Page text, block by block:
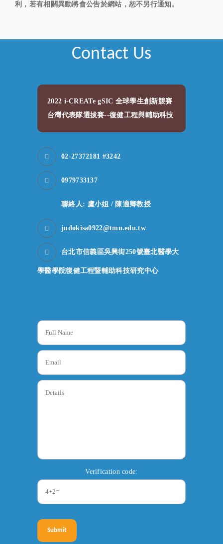
利，若有相關異動將會公告於網站，恕不另行通知。
Contact Us
2022 i-CREATe gSIC 全球學生創新競賽
台灣代表隊選拔賽--復健工程與輔助科技
02-27372181 #3242
0979733137
聯絡人: 盧小姐 / 陳適卿教授
judokisa0922@tmu.edu.tw
台北市信義區吳興街250號臺北醫學大
學醫學院復健工程暨輔助科技研究中心
Verification code:
Submit